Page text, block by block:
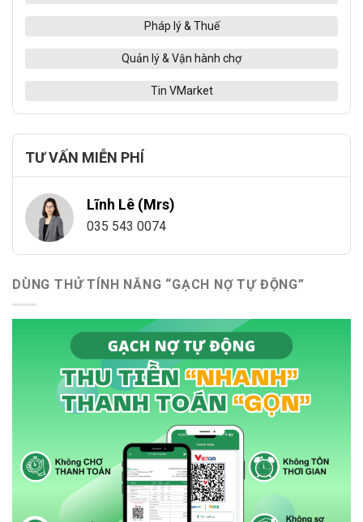
Pháp lý & Thuế
Quản lý & Vận hành chợ
Tin VMarket
TƯ VẤN MIỄN PHÍ
Lĩnh Lê (Mrs)
035 543 0074
DÙNG THỬ TÍNH NĂNG “GẠCH NỢ TỰ ĐỘNG”